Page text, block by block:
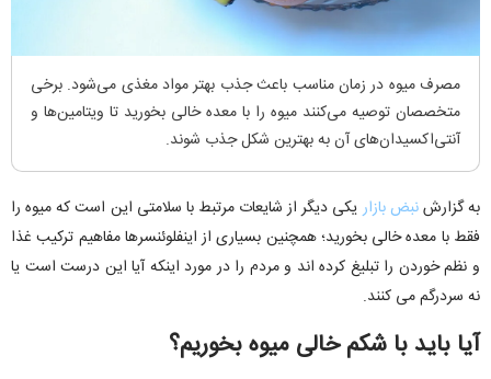
مصرف میوه در زمان مناسب باعث جذب بهتر مواد مغذی می‌شود. برخی
متخصصان توصیه می‌کنند میوه را با معده خالی بخورید تا ویتامین‌ها و
آنتی‌اکسیدان‌های آن به بهترین شکل جذب شوند.
به گزارشنبض بازاریکی دیگر از شایعات مرتبط با سلامتی این است که میوه را
فقط با معده خالی بخورید؛ همچنین بسیاری از اینفلوئنسرها مفاهیم ترکیب غذا
و نظم خوردن را تبلیغ کرده اند و مردم را در مورد اینکه آیا این درست است یا
نه سردرگم می کنند.
آیا باید با شکم خالی میوه بخوریم؟